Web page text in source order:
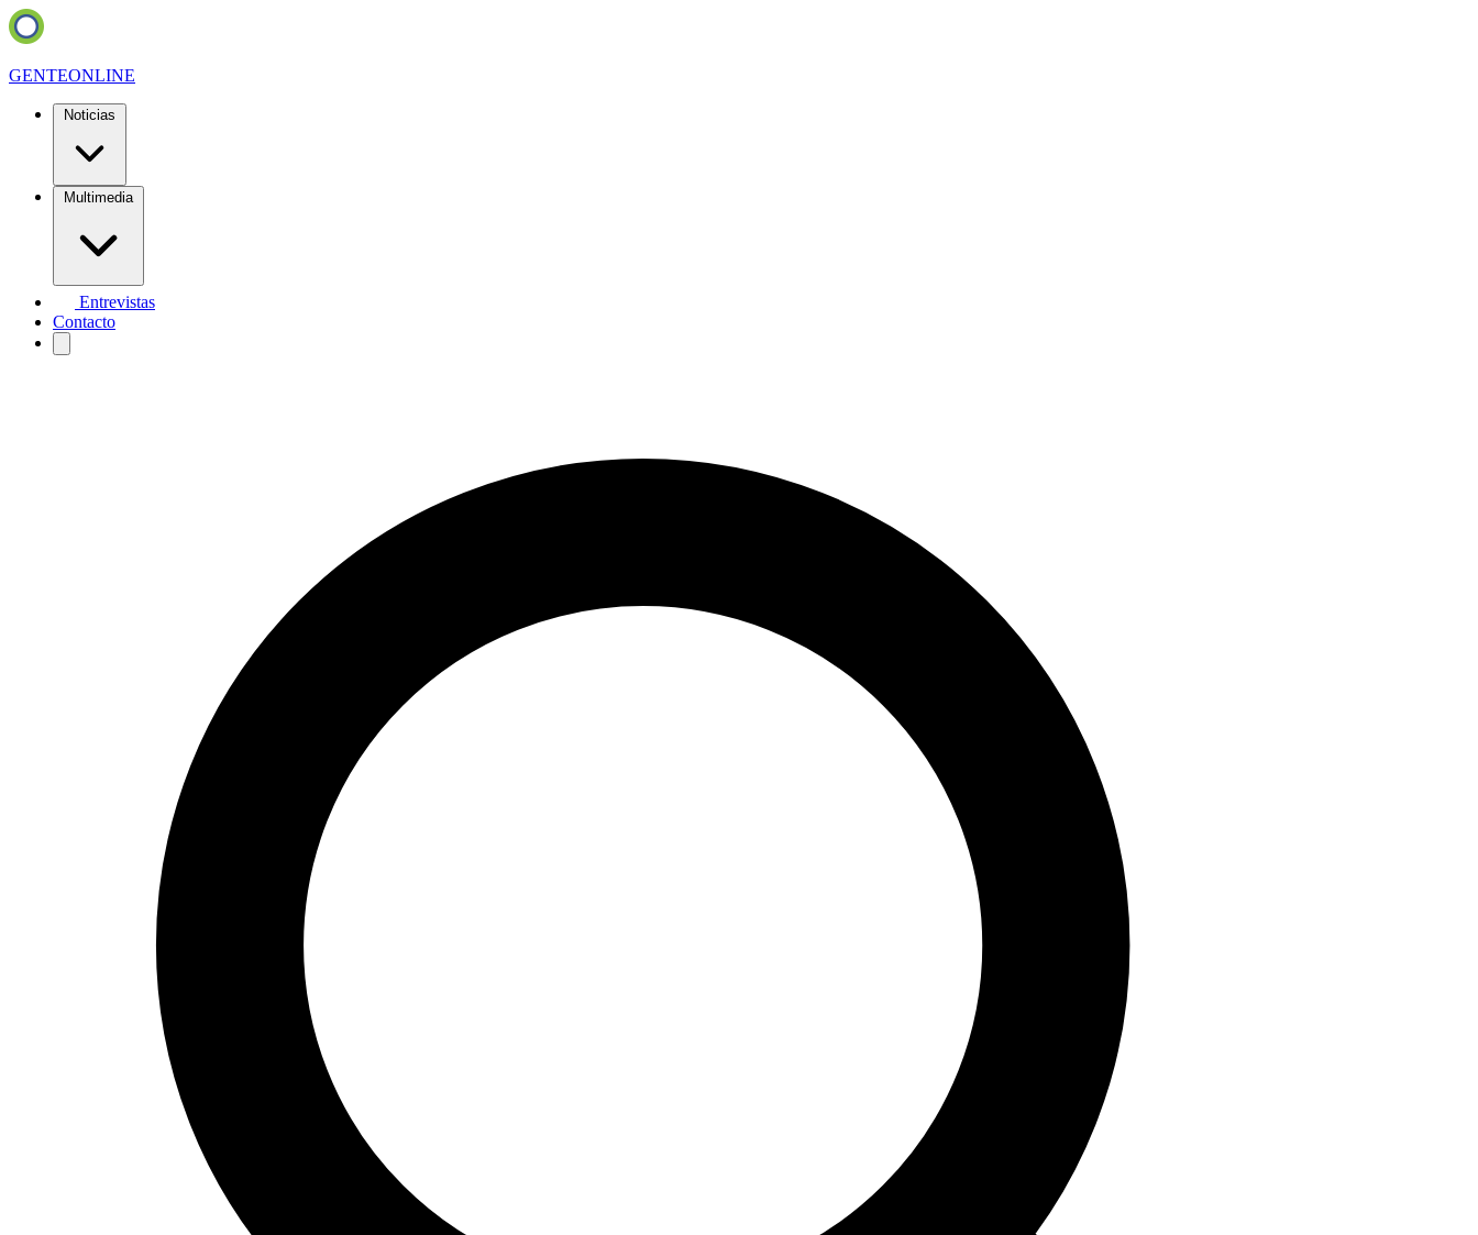
GENTEONLINE
Noticias
Multimedia
Entrevistas
Contacto